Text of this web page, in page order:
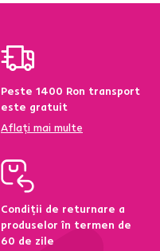
Peste 1400 Ron transport
este gratuit
Aflați mai multe
Condiții de returnare a
produselor în termen de
60 de zile